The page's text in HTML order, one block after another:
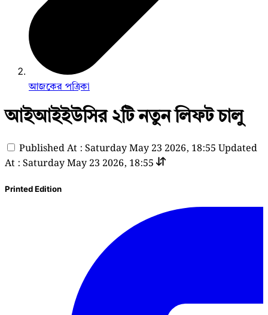
আজকের পত্রিকা
আইআইইউসির ২টি নতুন লিফট চালু
Published At : Saturday May 23 2026, 18:55 Updated
At : Saturday May 23 2026, 18:55
Printed Edition